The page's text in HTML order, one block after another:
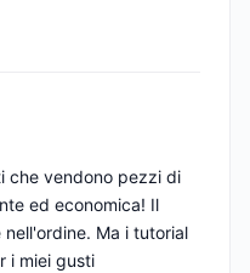
che vendono pezzi di
ed economica! Il
Ma i tutorial
i miei gusti